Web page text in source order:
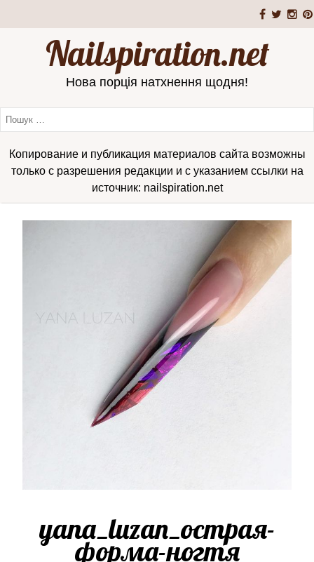
Nailspiration.net
Нова порція натхнення щодня!
Копирование и публикация материалов сайта возможны
только с разрешения редакции и с указанием ссылки на
источник: nailspiration.net
yana_luzan_острая-
форма-ногтя